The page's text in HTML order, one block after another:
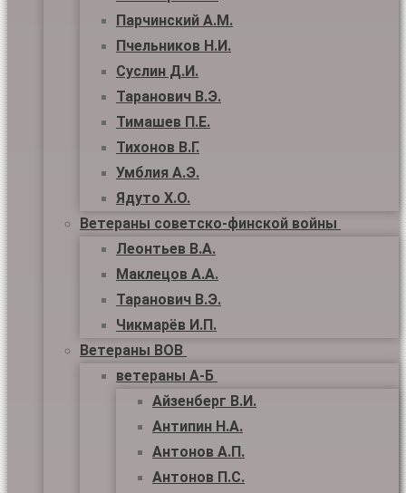
Парчинский А.М.
Пчельников Н.И.
Суслин Д.И.
Таранович В.Э.
Тимашев П.Е.
Тихонов В.Г.
Умблия А.Э.
Ядуто Х.О.
Ветераны советско-финской войны
Леонтьев В.А.
Маклецов А.А.
Таранович В.Э.
Чикмарёв И.П.
Ветераны ВОВ
ветераны А-Б
Айзенберг В.И.
Антипин Н.А.
Антонов А.П.
Антонов П.С.